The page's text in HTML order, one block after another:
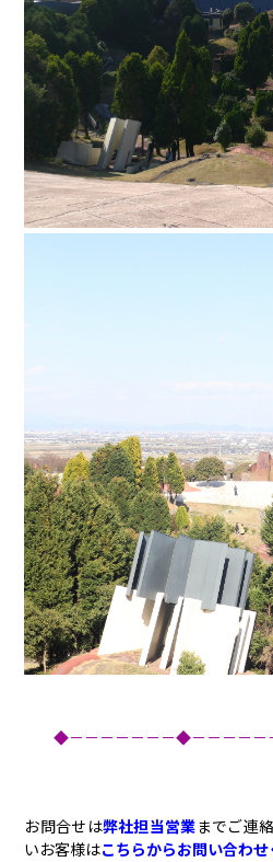
◆－－－－－－－◆－－－－
お問合せは弊社担当営業までご連
いお客様はこちらからお問い合わせ